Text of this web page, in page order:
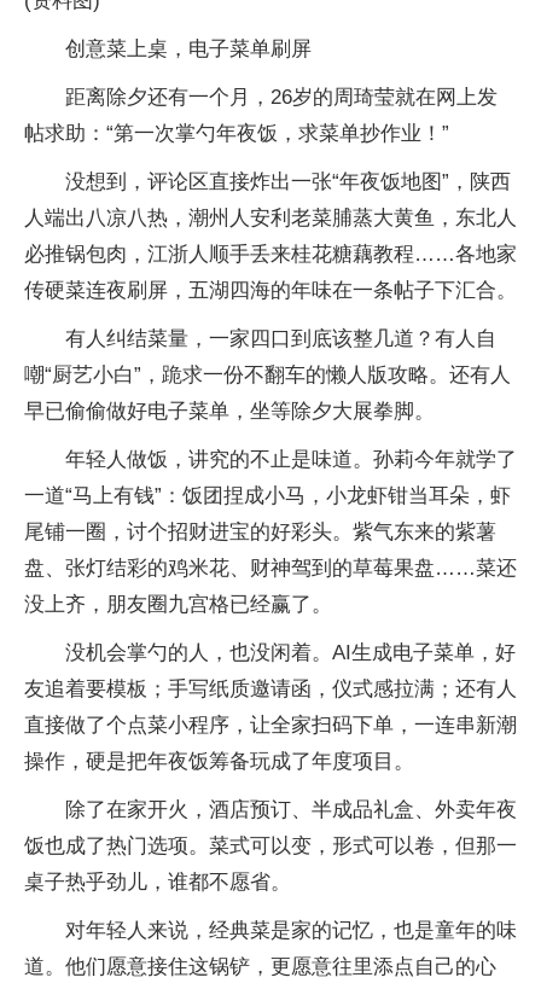
创意菜上桌，电子菜单刷屏
距离除夕还有一个月，26岁的周琦莹就在网上发
帖求助：“第一次掌勺年夜饭，求菜单抄作业！”
没想到，评论区直接炸出一张“年夜饭地图”，陕西
人端出八凉八热，潮州人安利老菜脯蒸大黄鱼，东北人
必推锅包肉，江浙人顺手丢来桂花糖藕教程……各地家
传硬菜连夜刷屏，五湖四海的年味在一条帖子下汇合。
有人纠结菜量，一家四口到底该整几道？有人自
嘲“厨艺小白”，跪求一份不翻车的懒人版攻略。还有人
早已偷偷做好电子菜单，坐等除夕大展拳脚。
年轻人做饭，讲究的不止是味道。孙莉今年就学了
一道“马上有钱”：饭团捏成小马，小龙虾钳当耳朵，虾
尾铺一圈，讨个招财进宝的好彩头。紫气东来的紫薯
盘、张灯结彩的鸡米花、财神驾到的草莓果盘……菜还
没上齐，朋友圈九宫格已经赢了。
没机会掌勺的人，也没闲着。AI生成电子菜单，好
友追着要模板；手写纸质邀请函，仪式感拉满；还有人
直接做了个点菜小程序，让全家扫码下单，一连串新潮
操作，硬是把年夜饭筹备玩成了年度项目。
除了在家开火，酒店预订、半成品礼盒、外卖年夜
饭也成了热门选项。菜式可以变，形式可以卷，但那一
桌子热乎劲儿，谁都不愿省。
对年轻人来说，经典菜是家的记忆，也是童年的味
道。他们愿意接住这锅铲，更愿意往里添点自己的心